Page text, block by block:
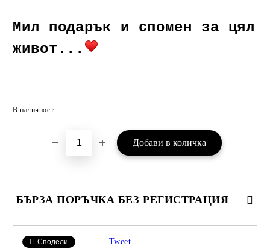
Мил подарък и спомен за цял
живот...
В наличност
БЪРЗА ПОРЪЧКА БЕЗ РЕГИСТРАЦИЯ
Сподели Tweet